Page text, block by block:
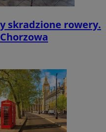
skradzione rowery.